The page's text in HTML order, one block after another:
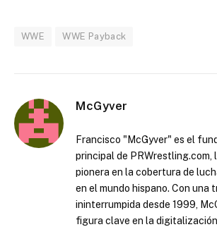
WWE WWE Payback
McGyver
Francisco "McGyver" es el
principal de PRWrestling.com,
pionera en la cobertura de
en el mundo hispano. Con una
ininterrumpida desde 1999,
figura clave en la